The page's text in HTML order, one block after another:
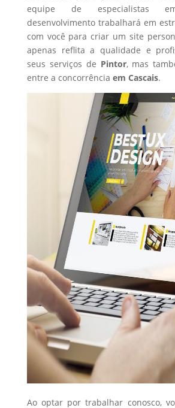
equipe de especialistas
desenvolvimento trabalhará em
com você para criar um site
apenas reflita a qualidade e
seus serviços de Pintor, mas
entre a concorrência em Cascais.
Ao optar por trabalhar conosco,